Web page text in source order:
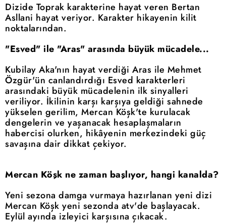
Dizide Toprak karakterine hayat veren Bertan
Asllani hayat veriyor. Karakter hikayenin kilit
noktalarından.
"Esved" ile "Aras" arasında büyük mücadele...
Kubilay Aka'nın hayat verdiği Aras ile Mehmet
Özgür'ün canlandırdığı Esved karakterleri
arasındaki büyük mücadelenin ilk sinyalleri
veriliyor. İkilinin karşı karşıya geldiği sahnede
yükselen gerilim, Mercan Köşk'te kurulacak
dengelerin ve yaşanacak hesaplaşmaların
habercisi olurken, hikâyenin merkezindeki güç
savaşına dair dikkat çekiyor.
Mercan Köşk ne zaman başlıyor, hangi kanalda?
Yeni sezona damga vurmaya hazırlanan yeni dizi
Mercan Köşk yeni sezonda atv'de başlayacak.
Eylül ayında izleyici karşısına çıkacak.